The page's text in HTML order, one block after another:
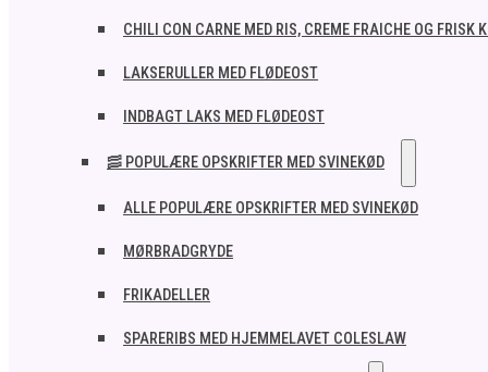
CHILI CON CARNE MED RIS, CREME FRAICHE OG FRISK
LAKSERULLER MED FLØDEOST
INDBAGT LAKS MED FLØDEOST
🥓 POPULÆRE OPSKRIFTER MED SVINEKØD
ALLE POPULÆRE OPSKRIFTER MED SVINEKØD
MØRBRADGRYDE
FRIKADELLER
SPARERIBS MED HJEMMELAVET COLESLAW